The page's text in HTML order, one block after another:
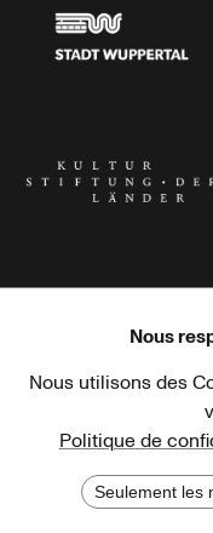
Haus der Kulturen der Welt
Nous
Nous utilisons des
Politique de
Seulement les